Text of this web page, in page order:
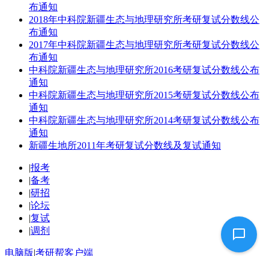
布通知
2018年中科院新疆生态与地理研究所考研复试分数线公
布通知
2017年中科院新疆生态与地理研究所考研复试分数线公
布通知
中科院新疆生态与地理研究所2016考研复试分数线公布
通知
中科院新疆生态与地理研究所2015考研复试分数线公布
通知
中科院新疆生态与地理研究所2014考研复试分数线公布
通知
新疆生地所2011年考研复试分数线及复试通知
|报考
|备考
|研招
|论坛
|复试
|调剂
电脑版|考研帮客户端